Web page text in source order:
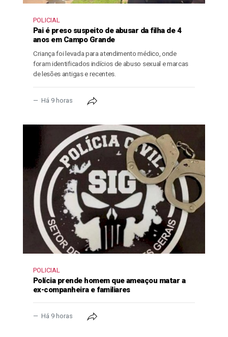
POLICIAL
Pai é preso suspeito de abusar da filha de 4
anos em Campo Grande
Criança foi levada para atendimento médico, onde
foram identificados indícios de abuso sexual e marcas
de lesões antigas e recentes.
Há 9 horas
POLICIAL
Polícia prende homem que ameaçou matar a
ex-companheira e familiares
Há 9 horas